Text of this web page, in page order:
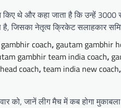
और कहा जाता है कि उन्हें 3000 से
है, जिसका नेतृत्व क्रिकेट सलाहकार
coach, gautam gambhir
gambhir team india coach,
coach,team india new coach,
को, जानें लीग मैच में कब होगा मुकाबला